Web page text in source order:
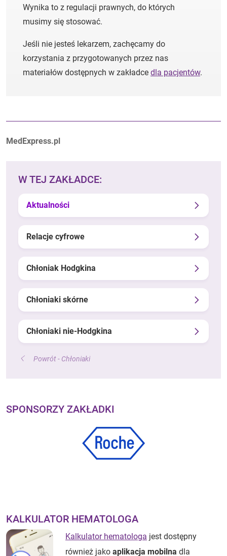
Wynika to z regulacji prawnych, do których
musimy się stosować.
Jeśli nie jesteś lekarzem, zachęcamy do
korzystania z przygotowanych przez nas
materiałów dostępnych w zakładce dla pacjentów.
Autorzy:
MedExpress.pl
W TEJ ZAKŁADCE:
Aktualności
Relacje cyfrowe
Chłoniak Hodgkina
Chłoniaki skórne
Chłoniaki nie-Hodgkina
Powrót - Chłoniaki
SPONSORZY ZAKŁADKI
KALKULATOR HEMATOLOGA
Kalkulator hematologa jest dostępny
również jako aplikacja mobilna dla